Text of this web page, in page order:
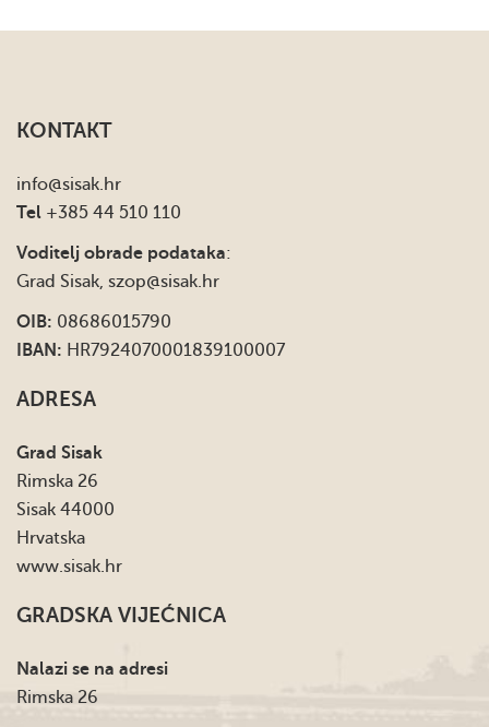
KONTAKT
info@sisak.hr
Tel +385 44 510 110
Voditelj obrade podataka:
Grad Sisak, szop@sisak.hr
OIB: 08686015790
IBAN: HR7924070001839100007
ADRESA
Grad Sisak
Rimska 26
Sisak 44000
Hrvatska
www.sisak.hr
GRADSKA VIJEĆNICA
Nalazi se na adresi
Rimska 26